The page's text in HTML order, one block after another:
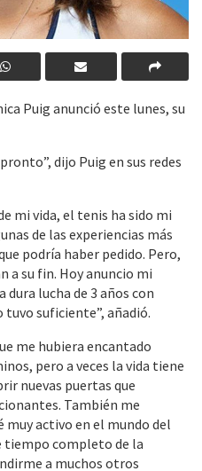
Puig anunció este lunes, su
dijo Puig en sus redes
mi vida, el tenis ha sido mi
de las experiencias más
podría haber pedido. Pero,
a su fin. Hoy anuncio mi
dura lucha de 3 años con
tuvo suficiente”, añadió.
me hubiera encantado
pero a veces la vida tiene
nuevas puertas que
También me
muy activo en el mundo del
tiempo completo de la
a muchos otros